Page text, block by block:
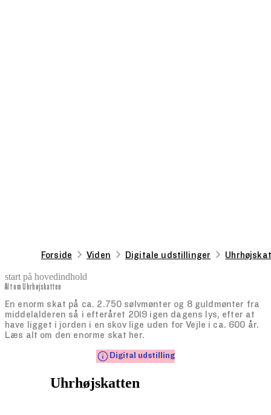
Forside Viden Digitale udstillinger
start på hovedindhold
Alt om Uhrhøjskatten
En enorm skat på ca. 2.750 sølvmønter og 8 guldmønter fra
middelalderen så i efteråret 2019 igen dagens lys, efter at
have ligget i jorden i en skov lige uden for Vejle i ca. 600 år.
Læs alt om den enorme skat her.
senest opdateret 21. november 2025
Digital udstilling
Uhrhøjskatten